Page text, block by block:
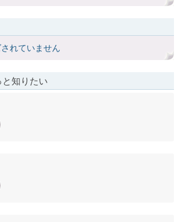
れていません
知りたい